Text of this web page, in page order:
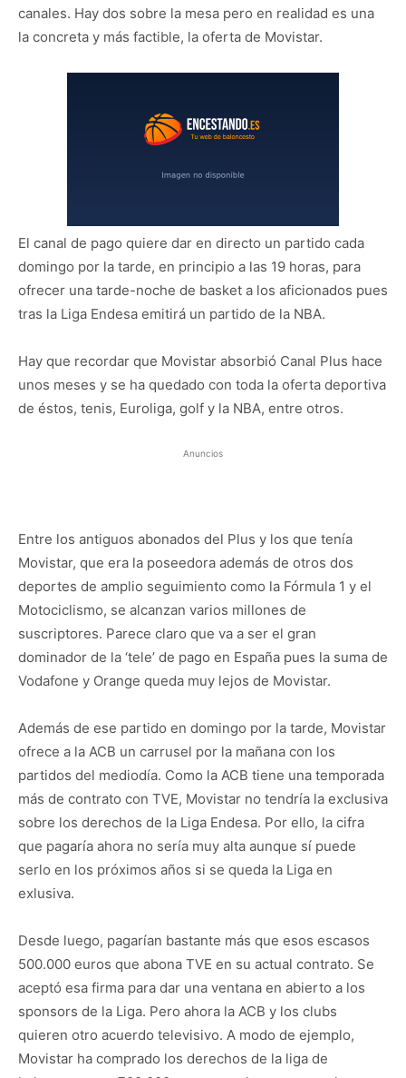
canales. Hay dos sobre la mesa pero en realidad es una
la concreta y más factible, la oferta de Movistar.
El canal de pago quiere dar en directo un partido cada
domingo por la tarde, en principio a las 19 horas, para
ofrecer una tarde-noche de basket a los aficionados pues
tras la Liga Endesa emitirá un partido de la NBA.
Hay que recordar que Movistar absorbió Canal Plus hace
unos meses y se ha quedado con toda la oferta deportiva
de éstos, tenis, Euroliga, golf y la NBA, entre otros.
Anuncios
Entre los antiguos abonados del Plus y los que tenía
Movistar, que era la poseedora además de otros dos
deportes de amplio seguimiento como la Fórmula 1 y el
Motociclismo, se alcanzan varios millones de
suscriptores. Parece claro que va a ser el gran
dominador de la ‘tele’ de pago en España pues la suma de
Vodafone y Orange queda muy lejos de Movistar.
Además de ese partido en domingo por la tarde, Movistar
ofrece a la ACB un carrusel por la mañana con los
partidos del mediodía. Como la ACB tiene una temporada
más de contrato con TVE, Movistar no tendría la exclusiva
sobre los derechos de la Liga Endesa. Por ello, la cifra
que pagaría ahora no sería muy alta aunque sí puede
serlo en los próximos años si se queda la Liga en
exlusiva.
Desde luego, pagarían bastante más que esos escasos
500.000 euros que abona TVE en su actual contrato. Se
aceptó esa firma para dar una ventana en abierto a los
sponsors de la Liga. Pero ahora la ACB y los clubs
quieren otro acuerdo televisivo. A modo de ejemplo,
Movistar ha comprado los derechos de la liga de